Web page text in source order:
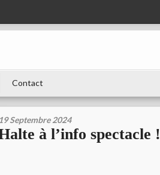
Contact
19 Septembre 2024
à l’info spectacle !